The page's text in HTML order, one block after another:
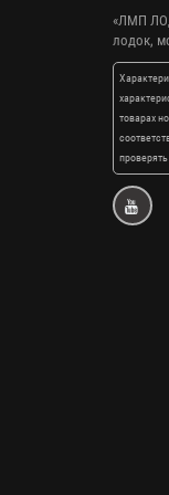
«ЛМП
лодок,
товарах